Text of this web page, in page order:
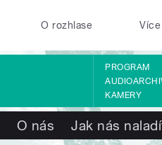
O rozhlase Více
PROGRAM
KAMERY
O nás Jak nás